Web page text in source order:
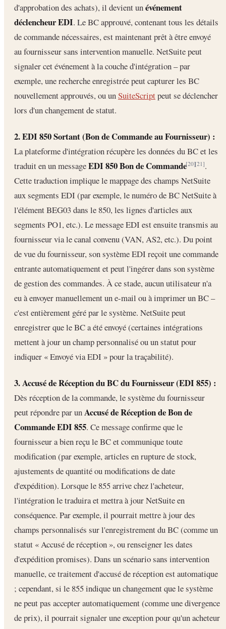
d'approbation des achats), il devient unévénement
déclencheur EDI. Le BC approuvé, contenant tous les détails
de commande nécessaires, est maintenant prêt à être envoyé
au fournisseur sans intervention manuelle. NetSuite peut
signaler cet événement à la couche d'intégration – par
exemple, une recherche enregistrée peut capturer les BC
nouvellement approuvés, ou unSuiteScriptpeut se déclencher
lors d'un changement de statut.
2. EDI 850 Sortant (Bon de Commande au Fournisseur) :
La plateforme d'intégration récupère les données du BC et les
traduit en un messageEDI 850 Bon de Commande[20][21].
Cette traduction implique le mappage des champs NetSuite
aux segments EDI (par exemple, le numéro de BC NetSuite à
l'élément BEG03 dans le 850, les lignes d'articles aux
segments PO1, etc.). Le message EDI est ensuite transmis au
fournisseur via le canal convenu (VAN, AS2, etc.). Du point
de vue du fournisseur, son système EDI reçoit une commande
entrante automatiquement et peut l'ingérer dans son système
de gestion des commandes. À ce stade, aucun utilisateur n'a
eu à envoyer manuellement un e-mail ou à imprimer un BC –
c'est entièrement géré par le système. NetSuite peut
enregistrer que le BC a été envoyé (certaines intégrations
mettent à jour un champ personnalisé ou un statut pour
indiquer « Envoyé via EDI » pour la traçabilité).
3. Accusé de Réception du BC du Fournisseur (EDI 855) :
Dès réception de la commande, le système du fournisseur
peut répondre par unAccusé de Réception de Bon de
Commande EDI 855. Ce message confirme que le
fournisseur a bien reçu le BC et communique toute
modification (par exemple, articles en rupture de stock,
ajustements de quantité ou modifications de date
d'expédition). Lorsque le 855 arrive chez l'acheteur,
l'intégration le traduira et mettra à jour NetSuite en
conséquence. Par exemple, il pourrait mettre à jour des
champs personnalisés sur l'enregistrement du BC (comme un
statut « Accusé de réception », ou renseigner les dates
d'expédition promises). Dans un scénario sans intervention
manuelle, ce traitement d'accusé de réception est automatique
; cependant, si le 855 indique un changement que le système
ne peut pas accepter automatiquement (comme une divergence
de prix), il pourrait signaler une exception pour qu'un acheteur